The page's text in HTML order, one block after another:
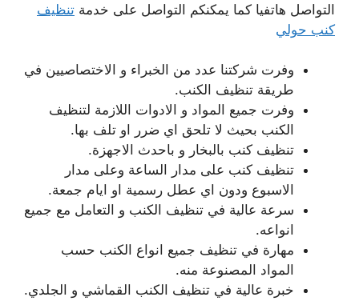
التواصل هاتفيا كما يمكنكم التواصل على خدمة تنظيف
كنب حولي
وفرت شركتنا عدد من الخبراء و الاختصاصيين في
طريقة تنظيف الكنب.
وفرت جميع المواد و الادوات اللازمة لتنظيف
الكنب بحيث لا تلحق اي ضرر او تلف بها.
تنظيف كنب بالبخار و باحدث الاجهزة.
تنظيف كنب على مدار الساعة وعلى مدار
الاسبوع ودون اي عطل رسمية او ايام جمعة.
سرعة عالية في تنظيف الكنب و التعامل مع جميع
انواعه.
مهارة في تنظيف جميع انواع الكنب حسب
المواد المصنوعة منه.
خبرة عالية في تنظيف الكنب القماشي و الجلدي.